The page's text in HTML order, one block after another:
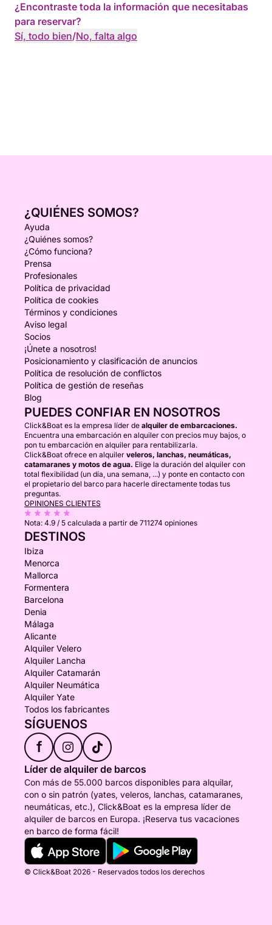
¿Encontraste toda la información que necesitabas
para reservar?
Sí, todo bien/No, falta algo
¿QUIÉNES SOMOS?
Ayuda
¿Quiénes somos?
¿Cómo funciona?
Prensa
Profesionales
Política de privacidad
Política de cookies
Términos y condiciones
Aviso legal
Socios
¡Únete a nosotros!
Posicionamiento y clasificación de anuncios
Política de resolución de conflictos
Política de gestión de reseñas
Blog
PUEDES CONFIAR EN NOSOTROS
Click&Boat es la empresa líder de alquiler de embarcaciones.
Encuentra una embarcación en alquiler con precios muy bajos, o
pon tu embarcación en alquiler para rentabilizarla.
Click&Boat ofrece en alquiler veleros, lanchas, neumáticas,
catamaranes y motos de agua. Elige la duración del alquiler con
total flexibilidad (un día, una semana, ...) y ponte en contacto con
el propietario del barco para hacerle directamente todas tus
preguntas.
OPINIONES CLIENTES
Nota: 4.9 / 5 calculada a partir de 711274 opiniones
DESTINOS
Ibiza
Menorca
Mallorca
Formentera
Barcelona
Denia
Málaga
Alicante
Alquiler Velero
Alquiler Lancha
Alquiler Catamarán
Alquiler Neumática
Alquiler Yate
Todos los fabricantes
SÍGUENOS
f
Líder de alquiler de barcos
Con más de 55.000 barcos disponibles para alquilar,
con o sin patrón (yates, veleros, lanchas, catamaranes,
neumáticas, etc.), Click&Boat es la empresa líder de
alquiler de barcos en Europa. ¡Reserva tus vacaciones
en barco de forma fácil!
© Click&Boat 2026 - Reservados todos los derechos